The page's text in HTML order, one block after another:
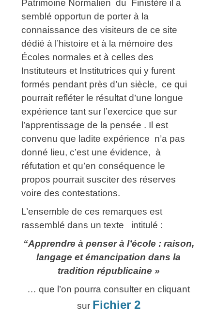
Patrimoine Normalien du Finistère il a
semblé opportun de porter à la
connaissance des visiteurs de ce site
dédié à l’histoire et à la mémoire des
Écoles normales et à celles des
Instituteurs et Institutrices qui y furent
formés pendant près d’un siècle, ce qui
pourrait refléter le résultat d’une longue
expérience tant sur l’exercice que sur
l’apprentissage de la pensée . Il est
convenu que ladite expérience n’a pas
donné lieu, c’est une évidence, à
réfutation et qu’en conséquence le
propos pourrait susciter des réserves
voire des contestations.
L’ensemble de ces remarques est
rassemblé dans un texte intitulé :
“Apprendre à penser à l’école : raison,
langage et émancipation dans la
tradition républicaine »
… que l’on pourra consulter en cliquant
sur Fichier 2